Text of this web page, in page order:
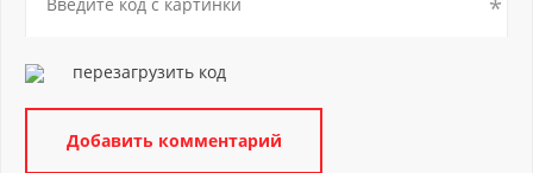
перезагрузить код